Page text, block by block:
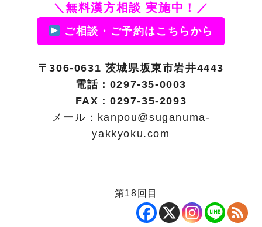
＼無料漢方相談 実施中！／
ご相談・ご予約はこちらから
〒306-0631 茨城県坂東市岩井4443
電話： 0297-35-0003
FAX：0297-35-2093
メール： kanpou@suganuma-
yakkyoku.com
第18回目